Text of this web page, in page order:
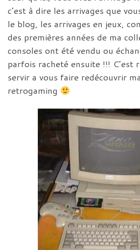
c’est à dire les arrivages que
le blog, les arrivages en jeux,
des premières années de ma
consoles ont été vendu ou
parfois racheté ensuite !!! C’est
servir a vous faire redécouvrir
retrogaming